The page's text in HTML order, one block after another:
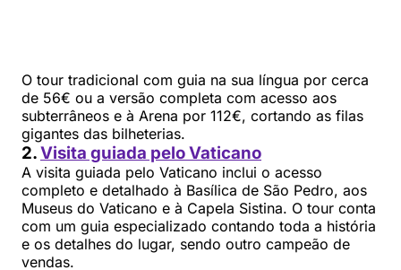
O tour tradicional com guia na sua língua por cerca
de 56€ ou a versão completa com acesso aos
subterrâneos e à Arena por 112€, cortando as filas
gigantes das bilheterias.
2.Visita guiada pelo Vaticano
A visita guiada pelo Vaticano inclui o acesso
completo e detalhado à Basílica de São Pedro, aos
Museus do Vaticano e à Capela Sistina. O tour conta
com um guia especializado contando toda a história
e os detalhes do lugar, sendo outro campeão de
vendas.